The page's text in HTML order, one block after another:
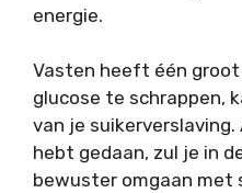
energie.
Vasten heeft één
glucose te schrappen,
van je
hebt gedaan, zul je in
bewuster omgaan met